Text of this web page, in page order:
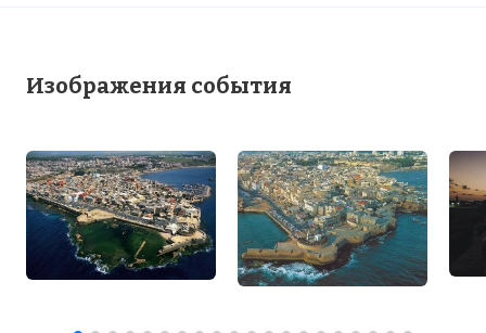
Изображения события